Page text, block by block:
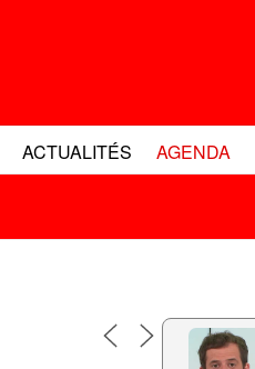
ACTUALITÉS AGENDA